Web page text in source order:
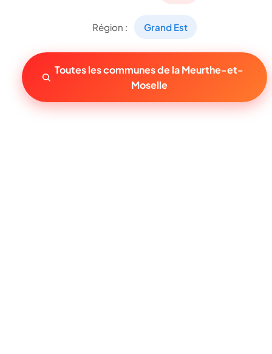
Région : Grand Est
Toutes les communes de la Meurthe-et-
Moselle